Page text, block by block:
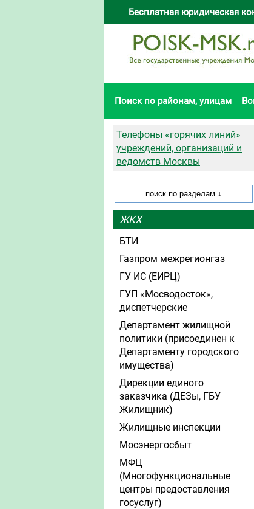
Бесплатная юридическая
Поиск по районам, улицам
Телефоны «горячих линий»
учреждений, организаций и
ведомств Москвы
ЖКХ
БТИ
Газпром межрегионгаз
ГУ ИС (ЕИРЦ)
ГУП «Мосводосток»,
диспетчерские
Департамент жилищной
политики (присоединен к
Департаменту городского
имущества)
Дирекции единого
заказчика (ДЕЗы, ГБУ
Жилищник)
Жилищные инспекции
Мосэнергосбыт
МФЦ
(Многофункциональные
центры предоставления
госуслуг)